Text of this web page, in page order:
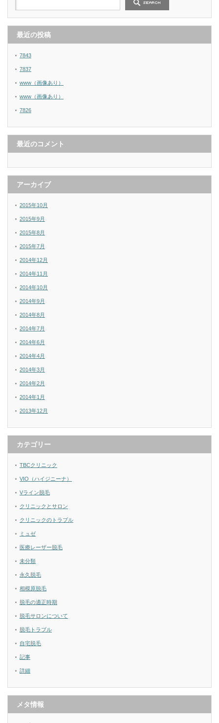
最近の投稿
7843
7837
www（画像あり）
www（画像あり）
7826
最近のコメント
アーカイブ
2015年10月
2015年9月
2015年8月
2015年7月
2014年12月
2014年11月
2014年10月
2014年9月
2014年8月
2014年7月
2014年6月
2014年4月
2014年3月
2014年2月
2014年1月
2013年12月
カテゴリー
TBCクリニック
VIO（ハイジニーナ）
Vライン脱毛
クリニックとサロン
クリニックのトラブル
ミュゼ
医療レーザー脱毛
未分類
永久脱毛
相模原脱毛
脱毛の適正時期
脱毛サロンについて
脱毛トラブル
自宅脱毛
記事
詳細
メタ情報